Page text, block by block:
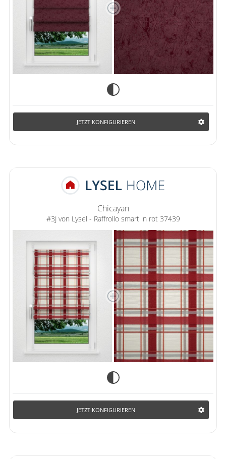
JETZT KONFIGURIEREN
Chicayan
#3J von Lysel - Raffrollo smart in rot 37439
JETZT KONFIGURIEREN